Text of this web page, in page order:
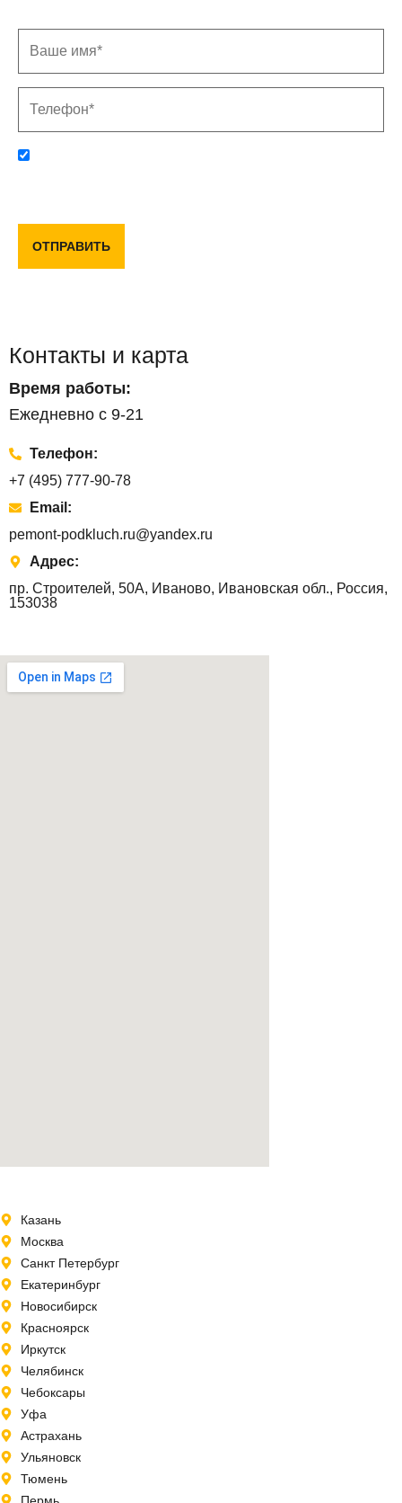
ОТПРАВИТЬ
Контакты и карта
Время работы:
Ежедневно с 9-21
Телефон:
+7 (495) 777-90-78
Email:
pemont-podkluch.ru@yandex.ru
Адрес:
пр. Строителей, 50А, Иваново, Ивановская обл., Россия,
153038
Казань
Москва
Санкт Петербург
Екатеринбург
Новосибирск
Красноярск
Иркутск
Челябинск
Чебоксары
Уфа
Астрахань
Ульяновск
Тюмень